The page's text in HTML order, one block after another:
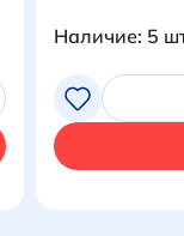
Наличие: 5